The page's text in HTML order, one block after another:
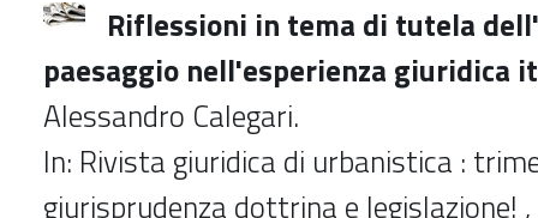
Riflessioni in tema di tutela
paesaggio nell'esperienza giuridica
Alessandro Calegari.
In: Rivista giuridica di urbanistica :
giurisprudenza dottrina e legislazione!